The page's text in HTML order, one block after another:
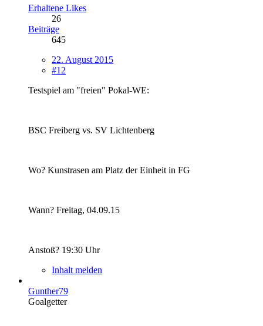
Erhaltene Likes
26
Beiträge
645
22. August 2015
#12
Testspiel am "freien" Pokal-WE:
BSC Freiberg vs. SV Lichtenberg
Wo? Kunstrasen am Platz der Einheit in FG
Wann? Freitag, 04.09.15
Anstoß? 19:30 Uhr
Inhalt melden
Gunther79
Goalgetter